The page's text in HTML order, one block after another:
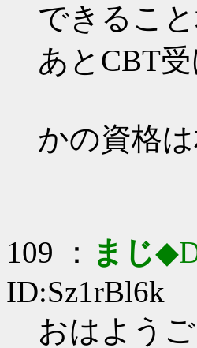
できるこ
あとCBT
かの資格
109 ： まじ
ID:Sz1rBl6k
おはよう